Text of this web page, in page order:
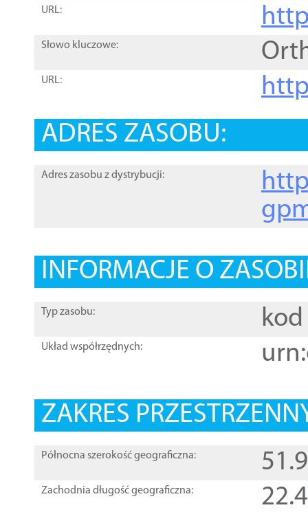
URL:
Słowo kluczowe:
URL:
ADRES ZASOBU:
Adres zasobu z dystrybucji:
INFORMACJE O
Typ zasobu: kod
Układ współrzędnych:
ZAKRES
Północna szerokość geograficzna:
Zachodnia długość geograficzna: